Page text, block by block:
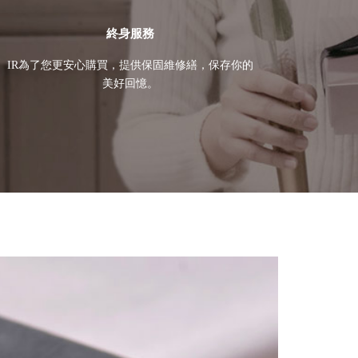
終身服務
IR為了您更安心購買，提供保固維修繕，保存你的
美好回憶。